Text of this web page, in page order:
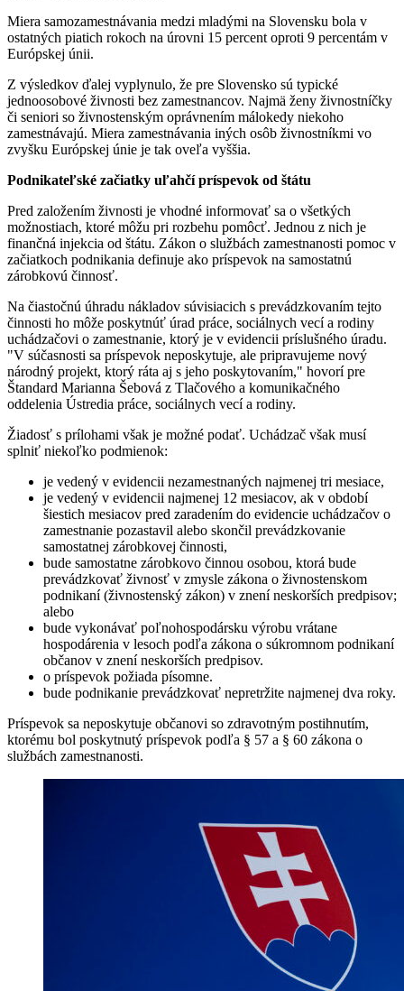
Miera samozamestnávania medzi mladými na Slovensku bola v
ostatných piatich rokoch na úrovni 15 percent oproti 9 percentám v
Európskej únii.
Z výsledkov ďalej vyplynulo, že pre Slovensko sú typické
jednoosobové živnosti bez zamestnancov. Najmä ženy živnostníčky
či seniori so živnostenským oprávnením málokedy niekoho
zamestnávajú. Miera zamestnávania iných osôb živnostníkmi vo
zvyšku Európskej únie je tak oveľa vyššia.
Podnikateľské začiatky uľahčí príspevok od štátu
Pred založením živnosti je vhodné informovať sa o všetkých
možnostiach, ktoré môžu pri rozbehu pomôcť. Jednou z nich je
finančná injekcia od štátu. Zákon o službách zamestnanosti pomoc v
začiatkoch podnikania definuje ako príspevok na samostatnú
zárobkovú činnosť.
Na čiastočnú úhradu nákladov súvisiacich s prevádzkovaním tejto
činnosti ho môže poskytnúť úrad práce, sociálnych vecí a rodiny
uchádzačovi o zamestnanie, ktorý je v evidencii príslušného úradu.
"V súčasnosti sa príspevok neposkytuje, ale pripravujeme nový
národný projekt, ktorý ráta aj s jeho poskytovaním," hovorí pre
Štandard Marianna Šebová z Tlačového a komunikačného
oddelenia Ústredia práce, sociálnych vecí a rodiny.
Žiadosť s prílohami však je možné podať. Uchádzač však musí
splniť niekoľko podmienok:
je vedený v evidencii nezamestnaných najmenej tri mesiace,
je vedený v evidencii najmenej 12 mesiacov, ak v období
šiestich mesiacov pred zaradením do evidencie uchádzačov o
zamestnanie pozastavil alebo skončil prevádzkovanie
samostatnej zárobkovej činnosti,
bude samostatne zárobkovo činnou osobou, ktorá bude
prevádzkovať živnosť v zmysle zákona o živnostenskom
podnikaní (živnostenský zákon) v znení neskorších predpisov;
alebo
bude vykonávať poľnohospodársku výrobu vrátane
hospodárenia v lesoch podľa zákona o súkromnom podnikaní
občanov v znení neskorších predpisov.
o príspevok požiada písomne.
bude podnikanie prevádzkovať nepretržite najmenej dva roky.
Príspevok sa neposkytuje občanovi so zdravotným postihnutím,
ktorému bol poskytnutý príspevok podľa § 57 a § 60 zákona o
službách zamestnanosti.